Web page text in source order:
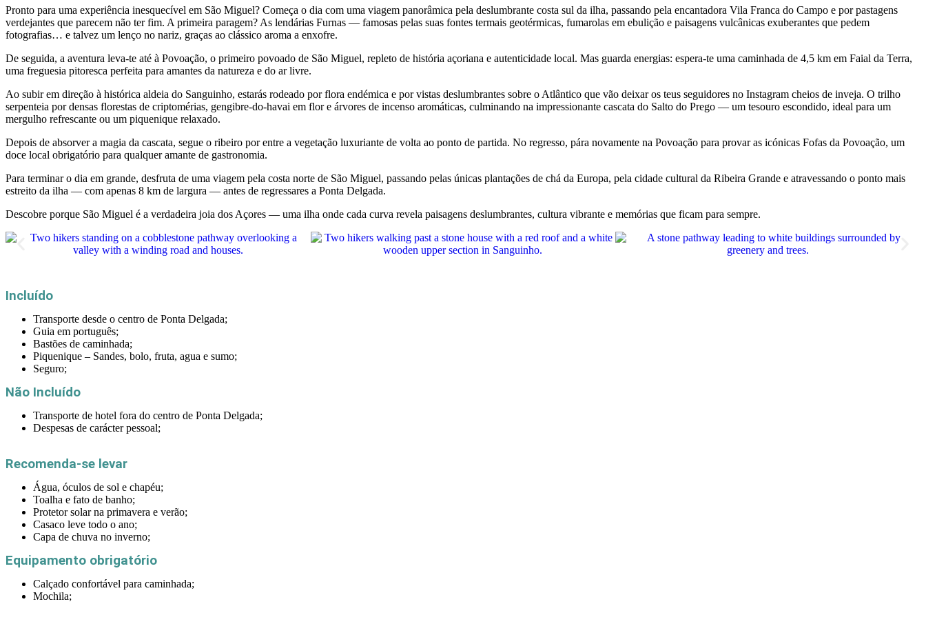
Pronto para uma experiência inesquecível em São Miguel? Começa o dia com uma viagem panorâmica pela deslumbrante costa sul da ilha, passando pela encantadora Vila Franca do Campo e por pastagens
verdejantes que parecem não ter fim. A primeira paragem? As lendárias Furnas — famosas pelas suas fontes termais geotérmicas, fumarolas em ebulição e paisagens vulcânicas exuberantes que pedem
fotografias… e talvez um lenço no nariz, graças ao clássico aroma a enxofre.
De seguida, a aventura leva-te até à Povoação, o primeiro povoado de São Miguel, repleto de história açoriana e autenticidade local. Mas guarda energias: espera-te uma caminhada de 4,5 km em Faial da Terra,
uma freguesia pitoresca perfeita para amantes da natureza e do ar livre.
Ao subir em direção à histórica aldeia do Sanguinho, estarás rodeado por flora endémica e por vistas deslumbrantes sobre o Atlântico que vão deixar os teus seguidores no Instagram cheios de inveja. O trilho
serpenteia por densas florestas de criptomérias, gengibre-do-havai em flor e árvores de incenso aromáticas, culminando na impressionante cascata do Salto do Prego — um tesouro escondido, ideal para um
mergulho refrescante ou um piquenique relaxado.
Depois de absorver a magia da cascata, segue o ribeiro por entre a vegetação luxuriante de volta ao ponto de partida. No regresso, pára novamente na Povoação para provar as icónicas Fofas da Povoação, um
doce local obrigatório para qualquer amante de gastronomia.
Para terminar o dia em grande, desfruta de uma viagem pela costa norte de São Miguel, passando pelas únicas plantações de chá da Europa, pela cidade cultural da Ribeira Grande e atravessando o ponto mais
estreito da ilha — com apenas 8 km de largura — antes de regressares a Ponta Delgada.
Descobre porque São Miguel é a verdadeira joia dos Açores — uma ilha onde cada curva revela paisagens deslumbrantes, cultura vibrante e memórias que ficam para sempre.
Incluído
Transporte desde o centro de Ponta Delgada;
Guia em português;
Bastões de caminhada;
Piquenique – Sandes, bolo, fruta, agua e sumo;
Seguro;
Não Incluído
Transporte de hotel fora do centro de Ponta Delgada;
Despesas de carácter pessoal;
Recomenda-se levar
Água, óculos de sol e chapéu;
Toalha e fato de banho;
Protetor solar na primavera e verão;
Casaco leve todo o ano;
Capa de chuva no inverno;
Equipamento obrigatório
Calçado confortável para caminhada;
Mochila;